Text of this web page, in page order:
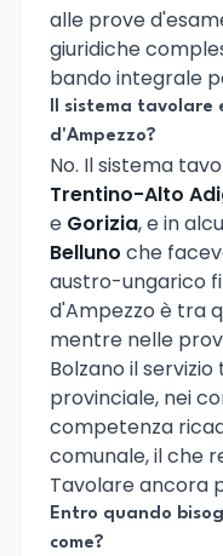
alle prove
giuridiche
bando integrale
Il sistema tavolare
d'Ampezzo?
No. Il sistema
Trentino-Alto
e Gorizia, e in
Belluno che
austro-ungarico
d'Ampezzo è tra
mentre nelle
Bolzano il
provinciale, nei
competenza
comunale, il che
Tavolare ancora
Entro quando
come?